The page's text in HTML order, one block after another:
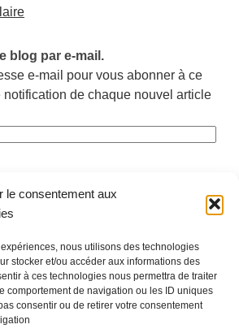
le consentement aux
nous utilisons des technologies
stocker et/ou accéder aux informations des
à ces technologies nous permettra de traiter
comportement de navigation ou les ID uniques
consentir ou de retirer votre consentement
blog par e-mail.
e-mail pour vous abonner à ce
notification de chaque nouvel article